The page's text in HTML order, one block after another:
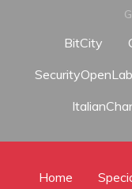
BitCity
SecurityOpenLab
Home